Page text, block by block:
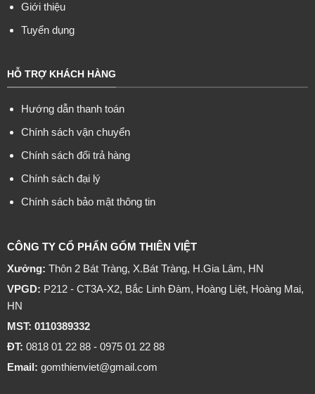
Giới thiệu
Tuyển dụng
HỖ TRỢ KHÁCH HÀNG
Hướng dẫn thanh toán
Chính sách vận chuyển
Chính sách đổi trả hàng
Chính sách đại lý
Chính sách bảo mật thông tin
CÔNG TY CỔ PHẨN GỐM THIÊN VIỆT
Xưởng: Thôn 2 Bát Tràng, X.Bát Tràng, H.Gia Lâm, HN
VPGD: P212 - CT3A-X2, Bắc Linh Đàm, Hoàng Liệt, Hoàng Mai,
HN
MST: 0110389332
ĐT: 0818 01 22 88 - 0975 01 22 88
Email: gomthienviet@gmail.com